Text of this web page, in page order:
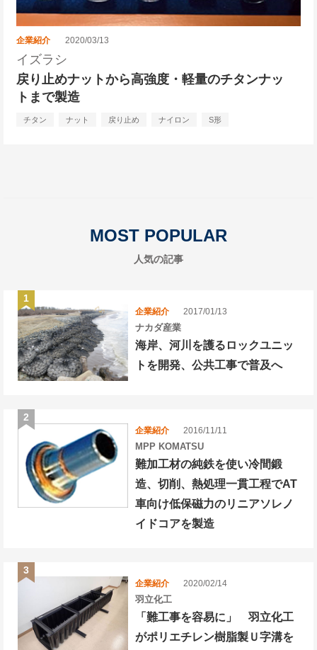
企業紹介 2020/03/13
イズラシ
戻り止めナットから高強度・軽量のチタンナッ
トまで製造
チタン ナット 戻り止め ナイロン S形
MOST POPULAR
人気の記事
企業紹介 2017/01/13
ナカダ産業
海岸、河川を護るロックユニッ
トを開発、公共工事で普及へ
企業紹介 2016/11/11
MPP KOMATSU
難加工材の純鉄を使い冷間鍛
造、切削、熱処理一貫工程でAT
車向け低保磁力のリニアソレノ
イドコアを製造
企業紹介 2020/02/14
羽立化工
「難工事を容易に」 羽立化工
がポリエチレン樹脂製Ｕ字溝を